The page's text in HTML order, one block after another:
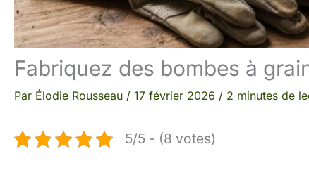
Fabriquez des bombes à
Par Élodie Rousseau / 17 février 2026 / 2 minutes de
5/5 - (8 votes)